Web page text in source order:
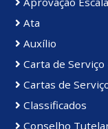
Ata
Auxílio
Carta de Serviço
Cartas de
Classificados
Conselho